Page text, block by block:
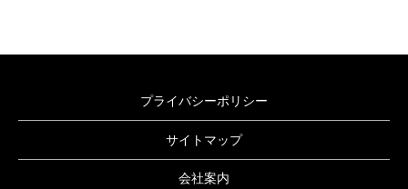
プライバシーポリシー
サイトマップ
会社案内